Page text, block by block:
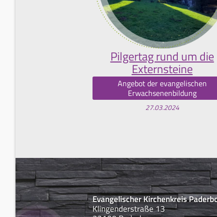
Pilgertag rund um die
Externsteine
Angebot der evangelischen
Erwachsenenbildung
27.03.2024
Evangelischer Kirchenkreis
Klingenderstraße 13